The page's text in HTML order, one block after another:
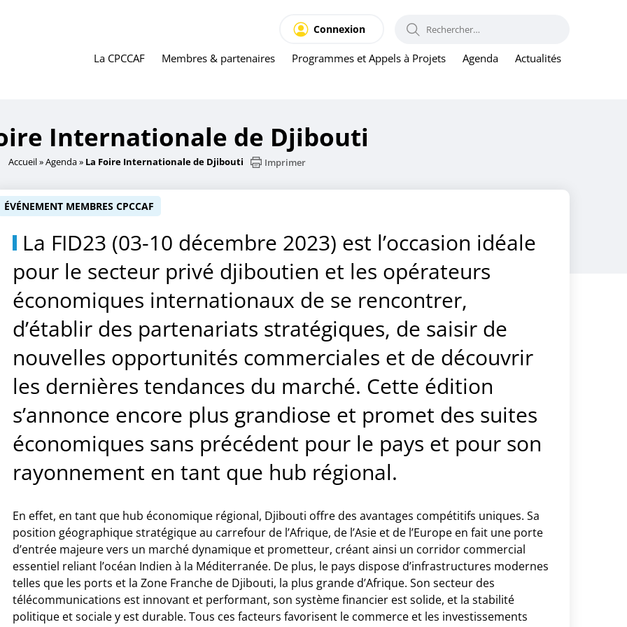
La CPCCAF Membres & partenaires Programmes et Appels à Projets Agenda Actualités
Connexion RECHERCHER :
Internationale de Djibouti
Accueil»Agenda» La Foire Internationale de Djibouti Imprimer
La FID23 (03-10 décembre 2023) est l’occasion idéale
pour le secteur privé djiboutien et les opérateurs
économiques internationaux de se rencontrer,
d’établir des partenariats stratégiques, de saisir de
nouvelles opportunités commerciales et de découvrir
les dernières tendances du marché. Cette édition
s’annonce encore plus grandiose et promet des suites
économiques sans précédent pour le pays et pour son
rayonnement en tant que hub régional.
En effet, en tant que hub économique régional, Djibouti offre des avantages compétitifs uniques. Sa
position géographique stratégique au carrefour de l’Afrique, de l’Asie et de l’Europe en fait une porte
d’entrée majeure vers un marché dynamique et prometteur, créant ainsi un corridor commercial
essentiel reliant l’océan Indien à la Méditerranée. De plus, le pays dispose d’infrastructures modernes
telles que les ports et la Zone Franche de Djibouti, la plus grande d’Afrique. Son secteur des
télécommunications est innovant et performant, son système financier est solide, et la stabilité
politique et sociale y est durable. Tous ces facteurs favorisent le commerce et les investissements
ÉVÉNEMENT MEMBRES CPCCAF